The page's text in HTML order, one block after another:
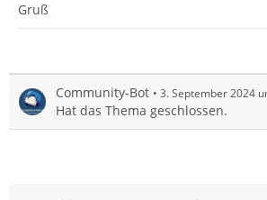
Gruß
Community-Bot 3. September 2024
Hat das Thema geschlossen.